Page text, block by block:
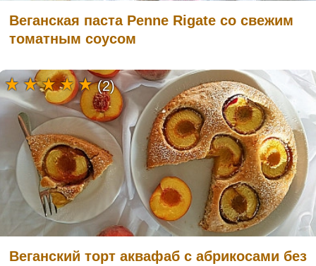
Веганская паста Penne Rigate со свежим
томатным соусом
Веганский торт аквафаб с абрикосами без
(2)